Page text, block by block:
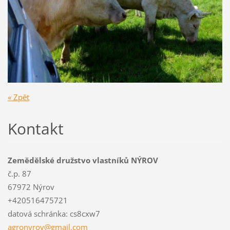
« Zpět
Kontakt
Zemědělské družstvo vlastníků NÝROV
č.p. 87
67972 Nýrov
+420516475721
datová schránka: cs8cxw7
agronyrov@gmail.com